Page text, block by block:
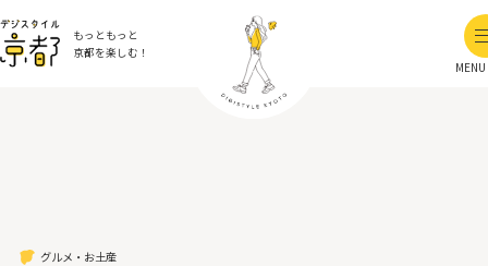
もっともっと
京都を楽しむ！
MENU
グルメ・お土産